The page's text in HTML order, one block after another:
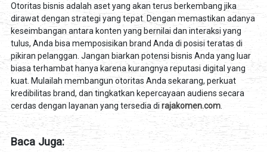
Otoritas bisnis adalah aset yang akan terus berkembang jika
dirawat dengan strategi yang tepat. Dengan memastikan adanya
keseimbangan antara konten yang bernilai dan interaksi yang
tulus, Anda bisa memposisikan brand Anda di posisi teratas di
pikiran pelanggan. Jangan biarkan potensi bisnis Anda yang luar
biasa terhambat hanya karena kurangnya reputasi digital yang
kuat. Mulailah membangun otoritas Anda sekarang, perkuat
kredibilitas brand, dan tingkatkan kepercayaan audiens secara
cerdas dengan layanan yang tersedia dirajakomen.com.
Baca Juga: